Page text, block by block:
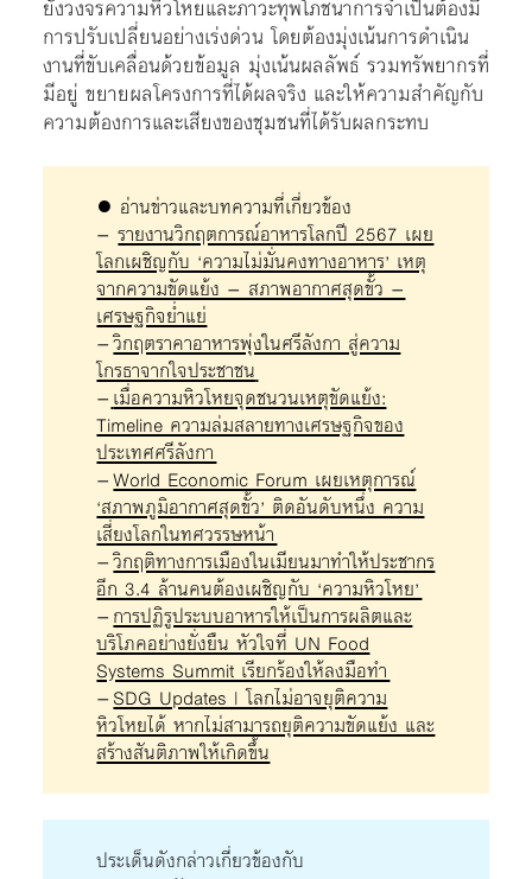
ยั้งวงจรความหิวโหยและภาวะทุพโภชนาการจำเป็นต้องมี
การปรับเปลี่ยนอย่างเร่งด่วน โดยต้องมุ่งเน้นการดำเนิน
งานที่ขับเคลื่อนด้วยข้อมูล มุ่งเน้นผลลัพธ์ รวมทรัพยากรที่
มีอยู่ ขยายผลโครงการที่ได้ผลจริง และให้ความสำคัญกับ
ความต้องการและเสียงของชุมชนที่ได้รับผลกระทบ
● อ่านข่าวและบทความที่เกี่ยวข้อง
–รายงานวิกฤตการณ์อาหารโลกปี 2567 เผย
โลกเผชิญกับ ‘ความไม่มั่นคงทางอาหาร’ เหตุ
จากความขัดแย้ง – สภาพอากาศสุดขั้ว –
เศรษฐกิจย่ำแย่
–วิกฤตราคาอาหารพุ่งในศรีลังกา สู่ความ
โกรธาจากใจประชาชน
–เมื่อความหิวโหยจุดชนวนเหตุขัดแย้ง:
Timeline ความล่มสลายทางเศรษฐกิจของ
ประเทศศรีลังกา
–World Economic Forum เผยเหตุการณ์
‘สภาพภูมิอากาศสุดขั้ว’ ติดอันดับหนึ่ง ความ
เสี่ยงโลกในทศวรรษหน้า
–วิกฤติทางการเมืองในเมียนมาทำให้ประชากร
อีก 3.4 ล้านคนต้องเผชิญกับ ‘ความหิวโหย’
–การปฏิรูประบบอาหารให้เป็นการผลิตและ
บริโภคอย่างยั่งยืน หัวใจที่ UN Food
Systems Summit เรียกร้องให้ลงมือทำ
–SDG Updates | โลกไม่อาจยุติความ
หิวโหยได้ หากไม่สามารถยุติความขัดแย้ง และ
สร้างสันติภาพให้เกิดขึ้น
ประเด็นดังกล่าวเกี่ยวข้องกับ